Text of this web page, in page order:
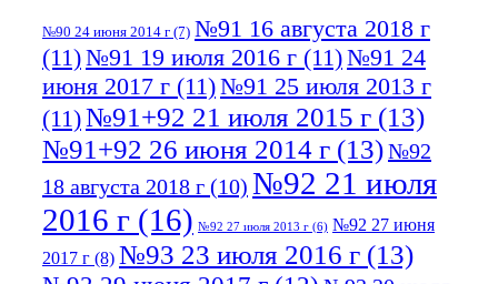
№90 24 июня 2014 г (7) №91 16 августа 2018 г
(11)№91 19 июля 2016 г (11)№91 24
июня 2017 г (11)№91 25 июля 2013 г
(11)№91+92 21 июля 2015 г (13)
№91+92 26 июня 2014 г (13)№92
18 августа 2018 г (10) №92 21 июля
2016 г (16) №92 27 июля 2013 г (6) №92 27 июня
2017 г (8) №93 23 июля 2016 г (13)